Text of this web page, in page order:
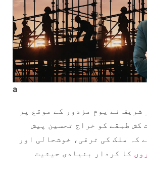
a
شریف نے یومِ مزدور کے موقع پر
کش طبقے کو خراج تحسین پیش
کہ ملک کی ترقی، خوشحالی اور
کا کردار بنیادی حیثیت